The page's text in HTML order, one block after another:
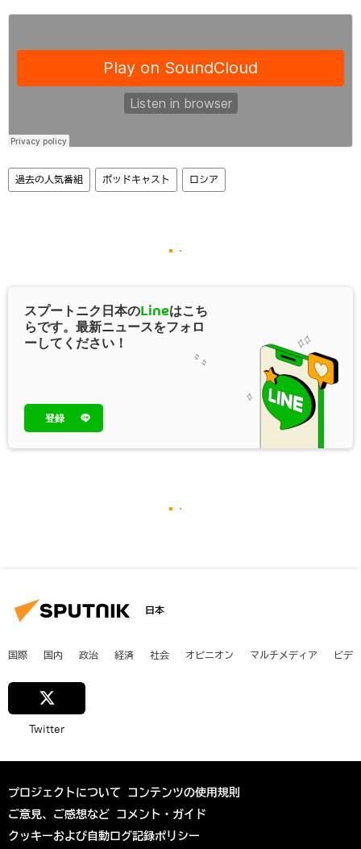
過去の人気番組 ポッドキャスト ロシア
スプートニク日本のLineはこち
らです。最新ニュースをフォロ
ーしてください！
登録
日本
国際 国内 政治 経済 社会 オピニオン マルチメディア ビデ
Twitter
プロジェクトについて コンテンツの使用規則
ご意見、ご感想など コメント・ガイド
クッキーおよび自動ログ記録ポリシー